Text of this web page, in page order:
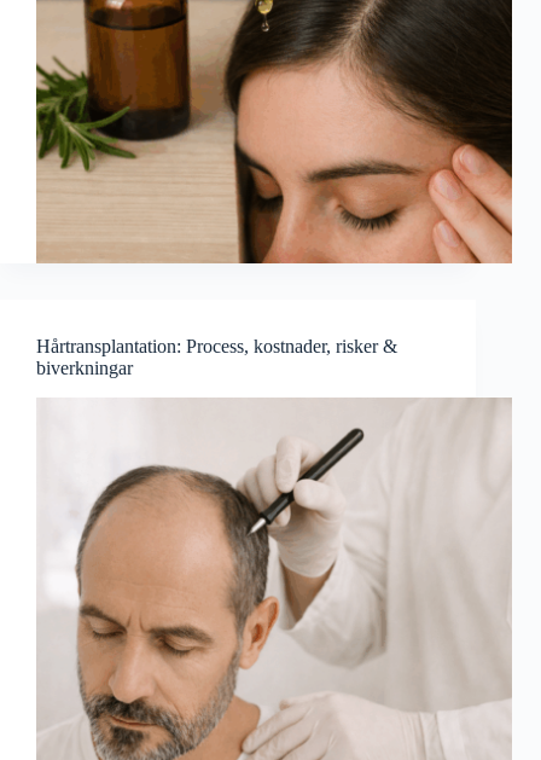
Hårtransplantation: Process, kostnader, risker &
biverkningar